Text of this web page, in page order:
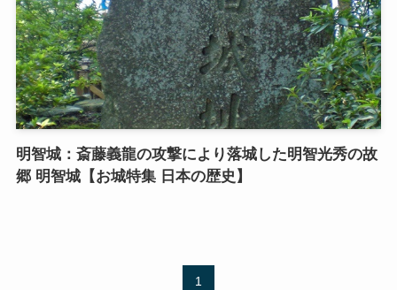
明智城：斎藤義龍の攻撃により落城した明智光秀の故
郷 明智城【お城特集 日本の歴史】
1